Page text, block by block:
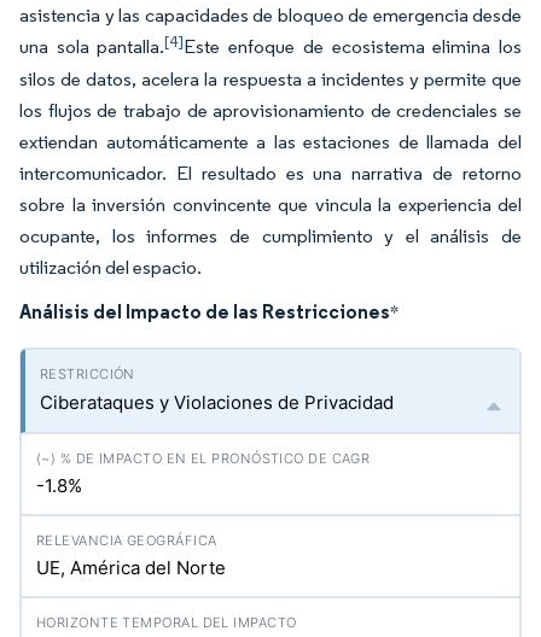
asistencia y las capacidades de bloqueo de emergencia desde
una sola pantalla.[4]Este enfoque de ecosistema elimina los
silos de datos, acelera la respuesta a incidentes y permite que
los flujos de trabajo de aprovisionamiento de credenciales se
extiendan automáticamente a las estaciones de llamada del
intercomunicador. El resultado es una narrativa de retorno
sobre la inversión convincente que vincula la experiencia del
ocupante, los informes de cumplimiento y el análisis de
utilización del espacio.
Análisis del Impacto de las Restricciones*
Ciberataques y Violaciones de Privacidad
-1.8%
UE, América del Norte